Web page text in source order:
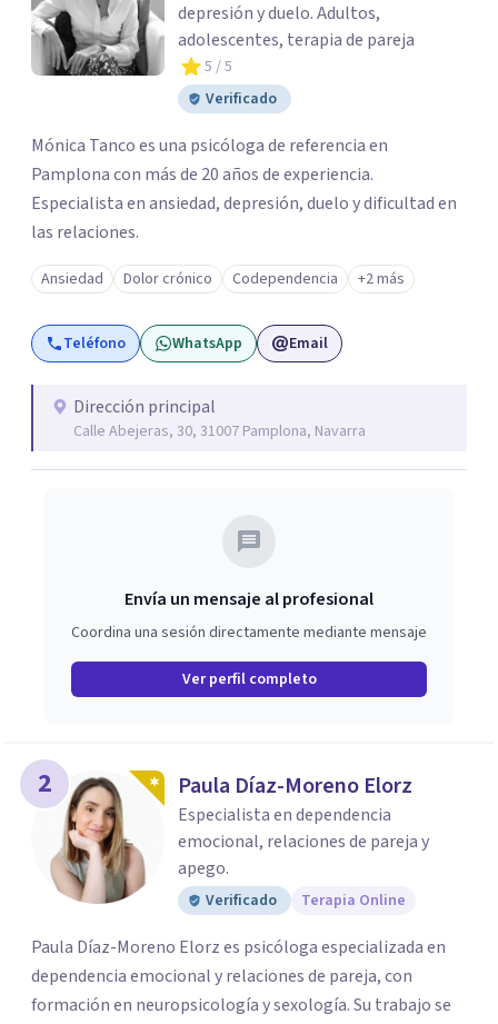
depresión y duelo. Adultos,
adolescentes, terapia de pareja
5 / 5
Verificado
Mónica Tanco es una psicóloga de referencia en
Pamplona con más de 20 años de experiencia.
Especialista en ansiedad, depresión, duelo y dificultad en
las relaciones.
Ansiedad Dolor crónico Codependencia +2 más
Teléfono WhatsApp Email
Dirección principal
Calle Abejeras, 30, 31007 Pamplona, Navarra
Envía un mensaje al profesional
Coordina una sesión directamente mediante mensaje
Ver perfil completo
2 Paula Díaz-Moreno Elorz
Especialista en dependencia
emocional, relaciones de pareja y
apego.
Verificado Terapia Online
Paula Díaz-Moreno Elorz es psicóloga especializada en
dependencia emocional y relaciones de pareja, con
formación en neuropsicología y sexología. Su trabajo se